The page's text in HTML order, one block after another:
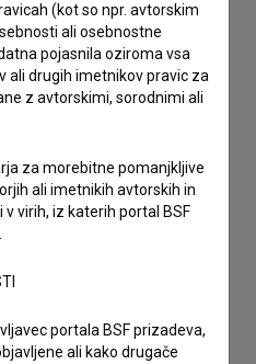
(kot so npr. avtorskim
ali osebnostne
pojasnila oziroma vsa
ali drugih imetnikov pravic za
z avtorskimi, sorodnimi ali
za morebitne pomanjkljive
ali imetnikih avtorskih in
virih, iz katerih portal BSF
portala BSF prizadeva,
ali kako drugače